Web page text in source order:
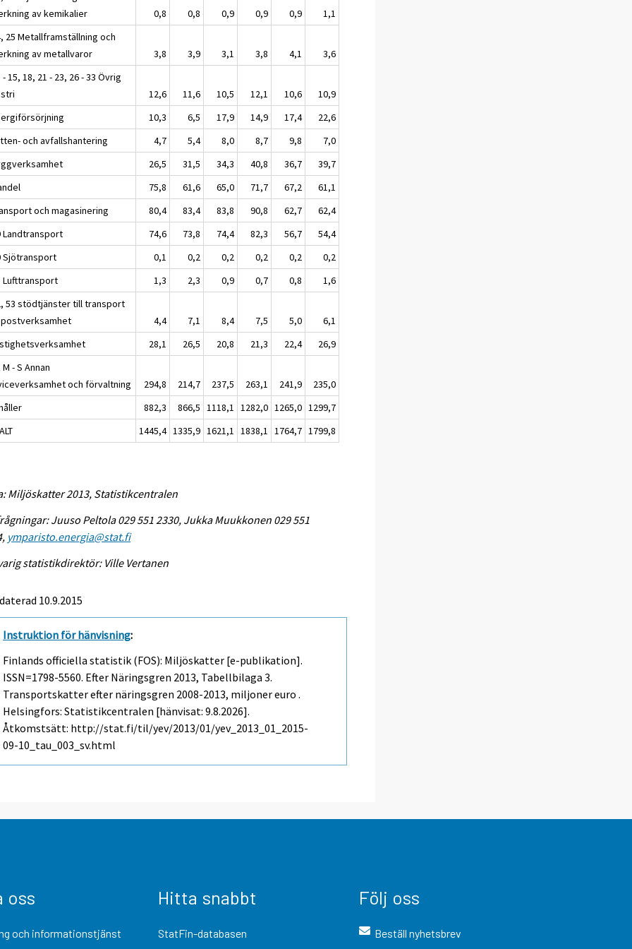
av kemikalier
0,8 0,8 0,9 0,9 0,9
1,1
25 Metallframställning och
av metallvaror
3,8 3,9 3,1 3,8 4,1
3,6
- 15, 18, 21 - 23, 26 - 33 Övrig
12,6 11,6 10,5 12,1 10,6
10,9
10,3 6,5 17,9 14,9 17,4
22,6
och avfallshantering
4,7 5,4 8,0 8,7 9,8
7,0
26,5 31,5 34,3 40,8 36,7
39,7
75,8 61,6 65,0 71,7 67,2
61,1
och magasinering
80,4 83,4 83,8 90,8 62,7
62,4
Landtransport
74,6 73,8 74,4 82,3 56,7
54,4
Sjötransport
0,1 0,2 0,2 0,2 0,2
0,2
Lufttransport
1,3 2,3 0,9 0,7 0,8
1,6
53 stödtjänster till transport
4,4 7,1 8,4 7,5 5,0
6,1
28,1 26,5 20,8 21,3 22,4
26,9
M - S Annan
och förvaltning
294,8 214,7 237,5 263,1 241,9
235,0
882,3 866,5 1118,1 1282,0 1265,0 1299,7
1445,4 1335,9 1621,1 1838,1 1764,7 1799,8
Miljöskatter 2013, Statistikcentralen
Juuso Peltola 029 551 2330, Jukka Muukkonen 029 551
ymparisto.energia@stat.fi
statistikdirektör: Ville Vertanen
10.9.2015
Instruktion för hänvisning:
Finlands officiella statistik (FOS): Miljöskatter [e-publikation].
ISSN=1798-5560. Efter Näringsgren 2013, Tabellbilaga 3.
Transportskatter efter näringsgren 2008-2013, miljoner euro .
Helsingfors: Statistikcentralen [hänvisat: 9.8.2026].
Åtkomstsätt: http://stat.fi/til/yev/2013/01/yev_2013_01_2015-
09-10_tau_003_sv.html
oss
och informationstjänst
Hitta snabbt
StatFin-databasen
Följ oss
Beställ nyhetsbrev